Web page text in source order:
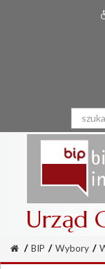
Urząd
/ BIP / Wybory /